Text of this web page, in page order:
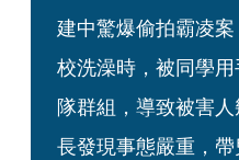
建中驚爆偷拍霸凌
校洗澡時，被同學
隊群組，導致被害
長發現事態嚴重，